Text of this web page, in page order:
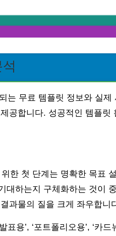
는 무료 템플릿 정보와 실제
공합니다. 성공적인 템플릿
한 첫 단계는 명확한 목표
대하는지 구체화하는 것이
과물의 질을 크게 좌우합니
용’, ‘포트폴리오용’, ‘카